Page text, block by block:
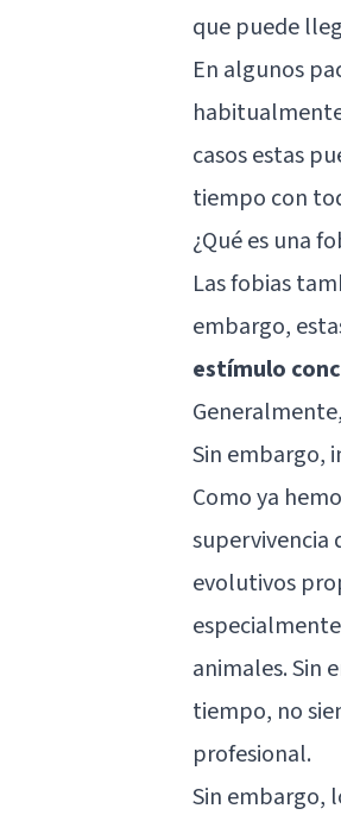
que puede
En algunos
casos estas
tiempo con
¿Qué es una
Lasfobias
embargo,
estímulo
Sin embargo,
Como ya
supervivencia
evolutivos
animales. Sin
tiempo, no
profesional.
Sin embargo,